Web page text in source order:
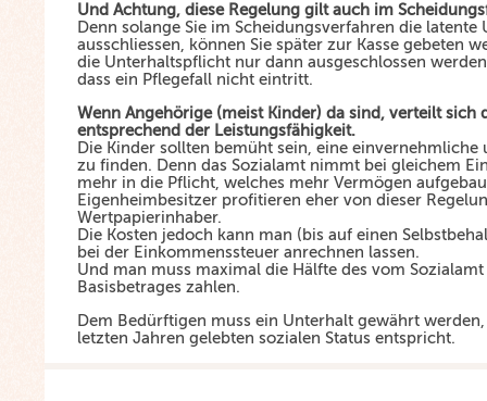
Und Achtung, diese Regelung gilt auch im
Denn solange Sie im Scheidungsverfahren die
ausschliessen, können Sie später zur Kasse gebeten
die Unterhaltspflicht nur dann ausgeschlossen
dass ein Pflegefall nicht eintritt.
Wenn Angehörige (meist Kinder) da sind, verteilt sich
entsprechend der Leistungsfähigkeit.
Die Kinder sollten bemüht sein, eine einvernehmliche
zu finden. Denn das Sozialamt nimmt bei gleichem
mehr in die Pflicht, welches mehr Vermögen
Eigenheimbesitzer profitieren eher von dieser
Wertpapierinhaber.
Die Kosten jedoch kann man (bis auf einen
bei der Einkommenssteuer anrechnen lassen.
Und man muss maximal die Hälfte des vom
Basisbetrages zahlen.
Dem Bedürftigen muss ein Unterhalt gewährt
letzten Jahren gelebten sozialen Status entspricht.